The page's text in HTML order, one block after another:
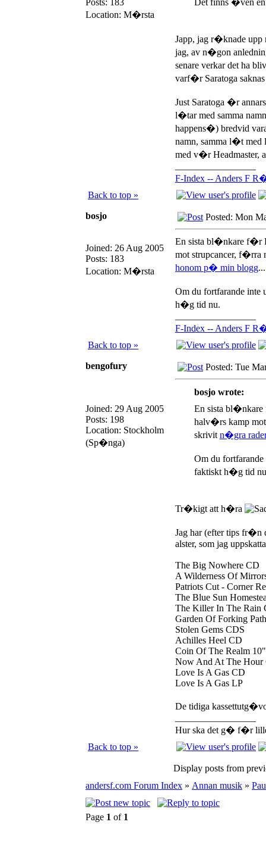
Posts: 183
Location: M�rsta
Det finns �ven
Japp, jag r�knade
jag, av n�gon
senare verkar det ha
varf�r Saratoga
Just Saratoga �r
l�tar med samma
happens�) bredvid
namn, samma l�t med
med v�r Headmaster,
F-Index -- Anders F
Back to top »
bosjo
Joined: 26 Aug 2005
Posts: 183
Location: M�rsta
Posted: Mon
En sista bl�nkare f�r
mot strupcancer, f�rra
honom p� min blogg...
Om du fortfarande
h�g tid nu.
F-Index -- Anders F
Back to top »
bengofury
Joined: 29 Aug 2005
Posts: 198
Location: Stockholm
(Sp�nga)
Posted: Tue
bosjo wrote:
En sista
halv�rs kamp
skrivit n�gra
Om du
faktiskt h�g tid
Tr�kigt att h�ra
Jag har (efter tips
alster, som jag
The Big Nowhere CD
A Wilderness Of
Patriots Cut - Corner
The Blue Sun
The Killer In The Rain
Garden Of Forking
Stolen Gems CDS
Achilles Heel CD
Coin Of The Realm
Now And At The Hour
Love Is A Gas CD
Love Is A Gas LP
De tidiga
Hur ska det g� f�r
Back to top »
Display posts from
andersf.com Forum Index » Annan musik »
Page 1 of 1